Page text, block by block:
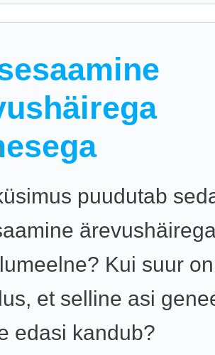
puudutab
Kui suur on
et selline asi
edasi kandub?